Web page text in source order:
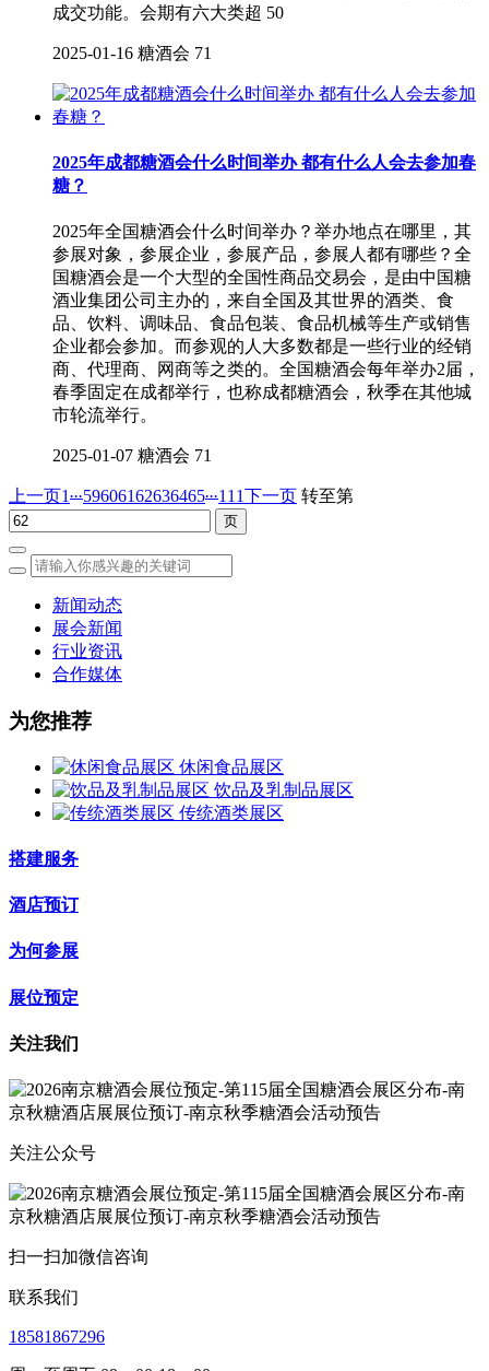
成交功能。会期有六大类超 50
2025-01-16 糖酒会 71
2025年成都糖酒会什么时间举办 都有什么人会去参加春
糖？
2025年全国糖酒会什么时间举办？举办地点在哪里，其
参展对象，参展企业，参展产品，参展人都有哪些？全
国糖酒会是一个大型的全国性商品交易会，是由中国糖
酒业集团公司主办的，来自全国及其世界的酒类、食
品、饮料、调味品、食品包装、食品机械等生产或销售
企业都会参加。而参观的人大多数都是一些行业的经销
商、代理商、网商等之类的。全国糖酒会每年举办2届，
春季固定在成都举行，也称成都糖酒会，秋季在其他城
市轮流举行。
2025-01-07 糖酒会 71
上一页1...59606162636465...111下一页 转至第
新闻动态
展会新闻
行业资讯
合作媒体
为您推荐
休闲食品展区
饮品及乳制品展区
传统酒类展区
搭建服务
酒店预订
为何参展
展位预定
关注我们
关注公众号
扫一扫加微信咨询
联系我们
18581867296